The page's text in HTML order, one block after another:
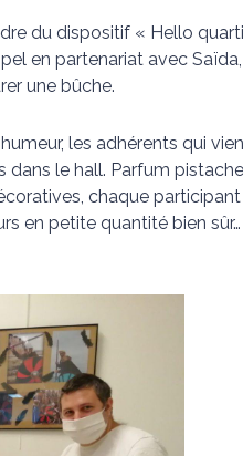
du dispositif « Hello
en partenariat avec
une bûche.
les adhérents qui
le hall. Parfum
chaque
en petite quantité bien